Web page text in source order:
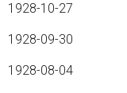
1928-10-27
1928-09-30
1928-08-04